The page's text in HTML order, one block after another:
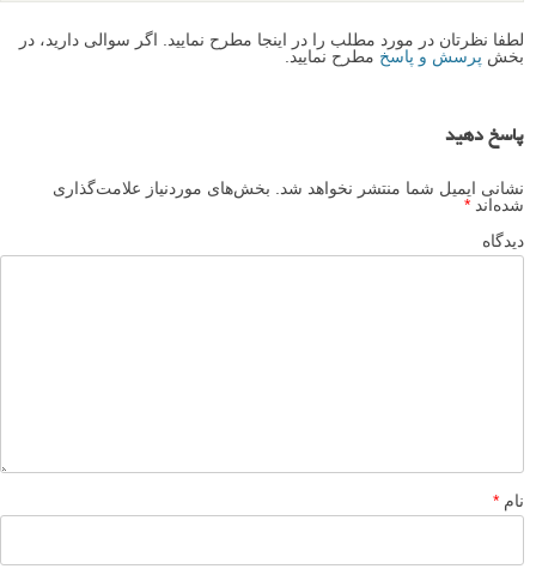
لطفا نظرتان در مورد مطلب را در اینجا مطرح نمایید. اگر سوالی دارید، در
بخش پرسش و پاسخ مطرح نمایید.
پاسخ دهید
نشانی ایمیل شما منتشر نخواهد شد.
بخش‌های موردنیاز علامت‌گذاری
شده‌اند *
دیدگاه
نام *